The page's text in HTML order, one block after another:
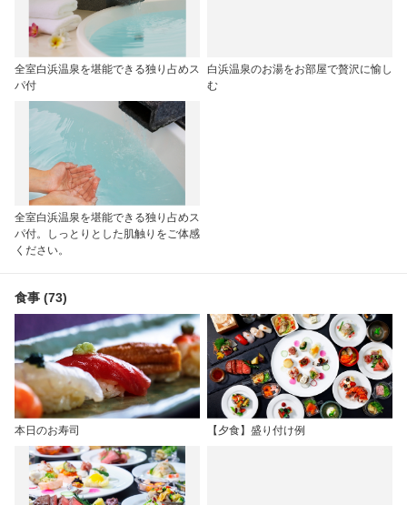
全室白浜温泉を堪能できる独り占めス
パ付
白浜温泉のお湯をお部屋で贅沢に愉し
む
全室白浜温泉を堪能できる独り占めス
パ付。しっとりとした肌触りをご体感
ください。
食事 (73)
本日のお寿司 【夕食】盛り付け例